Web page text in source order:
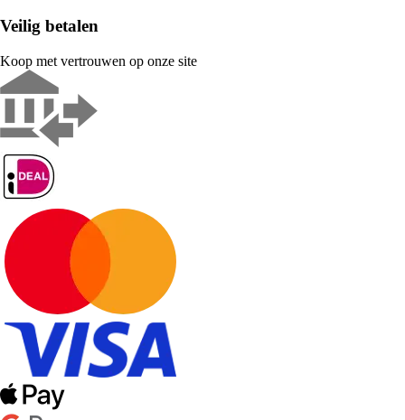
Veilig betalen
Koop met vertrouwen op onze site